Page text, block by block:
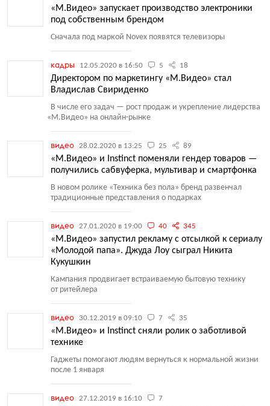
«М.Видео» запускает производство электроники
под собственным брендом
Сначала под маркой Novex появятся телевизоры
кадры 12.05.2020 в 16:50 5 18
Директором по маркетингу «М.Видео» стал
Владислав Свириденко
В числе его задач — рост продаж и укрепление лидерства
«М.Видео» на онлайн-рынке
видео 28.02.2020 в 13:25 25 89
«М.Видео» и Instinct поменяли гендер товаров —
получились сабвуферка, мультивар и смартфонка
В новом ролике «Техника без пола» бренд развенчал
традиционные представления о подарках
видео 27.01.2020 в 19:00 40 345
«М.Видео» запустил рекламу с отсылкой к сериалу
«Молодой папа». Джуда Лоу сыграл Никита
Кукушкин
Кампания продвигает встраиваемую бытовую технику
от ритейлера
видео 30.12.2019 в 09:10 7 35
«М.Видео» и Instinct сняли ролик о заботливой
технике
Гаджеты помогают людям вернуться к нормальной жизни
после 1 января
видео 27.12.2019 в 16:10 7